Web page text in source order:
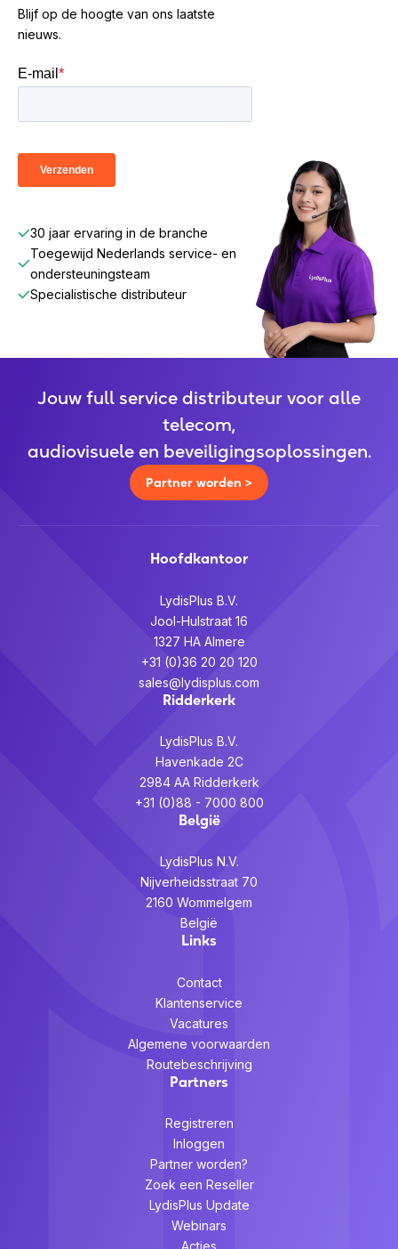
Blijf op de hoogte van ons laatste
nieuws.
30 jaar ervaring in de branche
Toegewijd Nederlands service- en
ondersteuningsteam
Specialistische distributeur
Jouw full service distributeur voor alle
telecom,
audiovisuele en beveiligingsoplossingen.
Partner worden >
Hoofdkantoor
LydisPlus B.V.
Jool-Hulstraat 16
1327 HA Almere
+31 (0)36 20 20 120
sales@lydisplus.com
Ridderkerk
LydisPlus B.V.
Havenkade 2C
2984 AA Ridderkerk
+31 (0)88 - 7000 800
België
LydisPlus N.V.
Nijverheidsstraat 70
2160 Wommelgem
België
Links
Contact
Klantenservice
Vacatures
Algemene voorwaarden
Routebeschrijving
Partners
Registreren
Inloggen
Partner worden?
Zoek een Reseller
LydisPlus Update
Webinars